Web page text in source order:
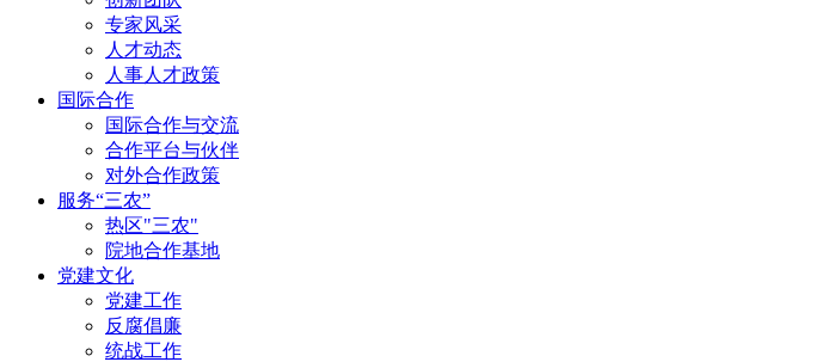
专家风采
人才动态
人事人才政策
国际合作
国际合作与交流
合作平台与伙伴
对外合作政策
服务“三农”
热区"三农"
院地合作基地
党建文化
党建工作
反腐倡廉
统战工作